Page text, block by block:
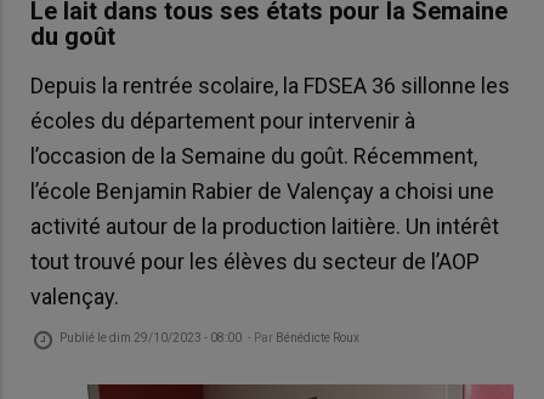
Le lait dans tous ses états pour la Semaine
du goût
Depuis la rentrée scolaire, la FDSEA 36 sillonne les
écoles du département pour intervenir à
l’occasion de la Semaine du goût. Récemment,
l’école Benjamin Rabier de Valençay a choisi une
activité autour de la production laitière. Un intérêt
tout trouvé pour les élèves du secteur de l’AOP
valençay.
Publié ledim 29/10/2023 - 08:00 - Par Bénédicte Roux